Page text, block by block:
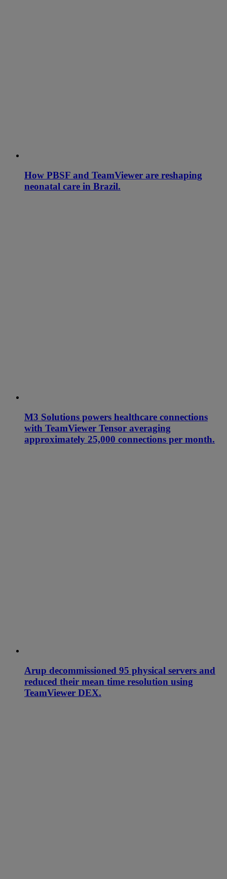
How PBSF and TeamViewer are reshaping
neonatal care in Brazil.
M3 Solutions powers healthcare connections
with TeamViewer Tensor averaging
approximately 25,000 connections per month.
Arup decommissioned 95 physical servers and
reduced their mean time resolution using
TeamViewer DEX.